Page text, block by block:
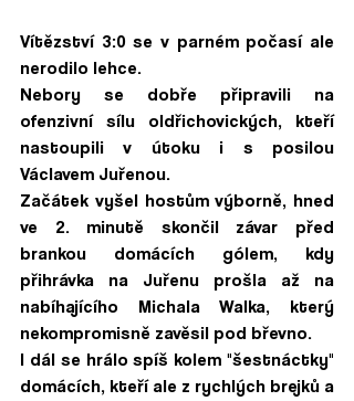
Vítězství 3:0 se v parném počasí ale
nerodilo lehce.
Nebory se dobře připravili na
ofenzivní sílu oldřichovických, kteří
nastoupili v útoku i s posilou
Václavem Juřenou.
Začátek vyšel hostům výborně, hned
ve 2. minutě skončil závar před
brankou domácích gólem, kdy
přihrávka na Juřenu prošla až na
nabíhajícího Michala Walka, který
nekompromisně zavěsil pod břevno.
I dál se hrálo spíš kolem "šestnáctky"
domácích, kteří ale z rychlých brejků a